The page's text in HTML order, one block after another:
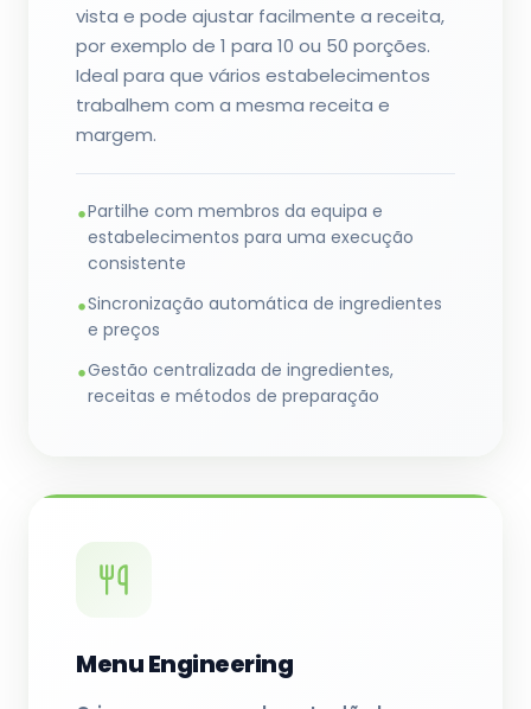
vista e pode ajustar facilmente a receita,
por exemplo de 1 para 10 ou 50 porções.
Ideal para que vários estabelecimentos
trabalhem com a mesma receita e
margem.
•Partilhe com membros da equipa e
estabelecimentos para uma execução
consistente
•Sincronização automática de ingredientes
e preços
•Gestão centralizada de ingredientes,
receitas e métodos de preparação
Menu Engineering